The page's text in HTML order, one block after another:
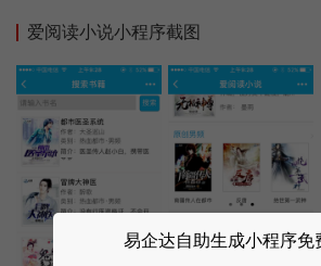
爱阅读小说小程序截图
易企达自助生成小程序免